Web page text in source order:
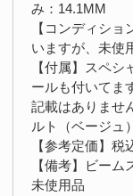
み：14.1MM
【コンディシ
いますが、未使
【付属】スペ
ールも付いてま
記載はありませ
ルト（ベージュ
【参考定価】税
【備考】ビーム
未使用品